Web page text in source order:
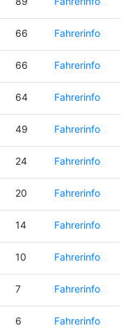
66 Fahrerinfo
66 Fahrerinfo
64 Fahrerinfo
49 Fahrerinfo
24 Fahrerinfo
20 Fahrerinfo
14 Fahrerinfo
10 Fahrerinfo
7 Fahrerinfo
6 Fahrerinfo